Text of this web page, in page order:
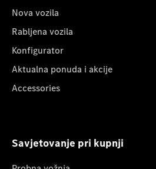
Nova vozila
Rabljena vozila
Konfigurator
Aktualna ponuda i akcije
Accessories
Savjetovanje pri kupnji